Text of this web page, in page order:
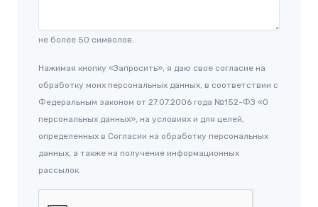
не более 50 символов.
Нажимая кнопку «Запросить», я даю свое согласие на
обработку моих персональных данных, в соответствии с
Федеральным законом от 27.07.2006 года №152-ФЗ «О
персональных данных», на условиях и для целей,
определенных в Согласии на обработку персональных
данных, а также на получение информационных
рассылок.